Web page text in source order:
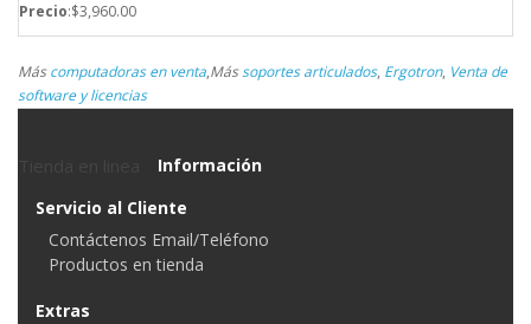
Precio:$3,960.00
Máscomputadoras en venta,Mássoportes articulados, Ergotron, Venta de
software y licencias
Información
Servicio al Cliente
Contáctenos Email/Teléfono
Productos en tienda
Extras